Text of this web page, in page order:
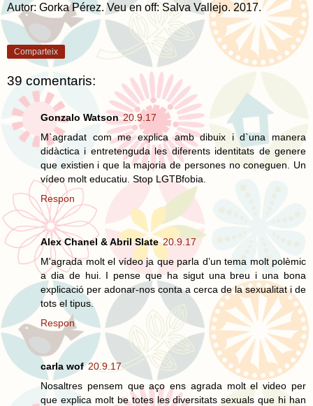
Autor: Gorka Pérez. Veu en off: Salva Vallejo. 2017.
Comparteix
39 comentaris:
Gonzalo Watson 20.9.17
M`agradat com me explica amb dibuix i d`una manera
didàctica i entretenguda les diferents identitats de genere
que existien i que la majoria de persones no coneguen. Un
vídeo molt educatiu. Stop LGTBfobia.
Respon
Alex Chanel & Abril Slate 20.9.17
M'agrada molt el vídeo ja que parla d’un tema molt polèmic
a dia de hui. I pense que ha sigut una breu i una bona
explicació per adonar-nos conta a cerca de la sexualitat i de
tots el tipus.
Respon
carla wof 20.9.17
Nosaltres pensem que aço ens agrada molt el video per
que explica molt be totes les diversitats sexuals que hi han